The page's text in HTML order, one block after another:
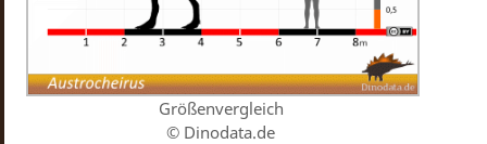
Größenvergleich
© Dinodata.de